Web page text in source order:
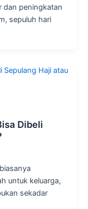
dan peningkatan
sepuluh hari
Dibeli
untuk keluarga,
sekadar